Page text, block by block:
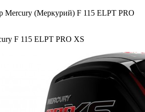
Mercury (Меркурий) F 115 ELPT PRO
F 115 ELPT PRO XS